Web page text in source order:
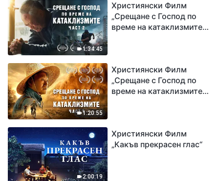
1:34:45
Християнски Филм
„Срещане с Господ по
време на катаклизмите“
1:20:55
Християнски Филм
„Срещане с Господ по
време на катаклизмите“
2:00:19
Християнски Филм
„Какъв прекрасен глас“